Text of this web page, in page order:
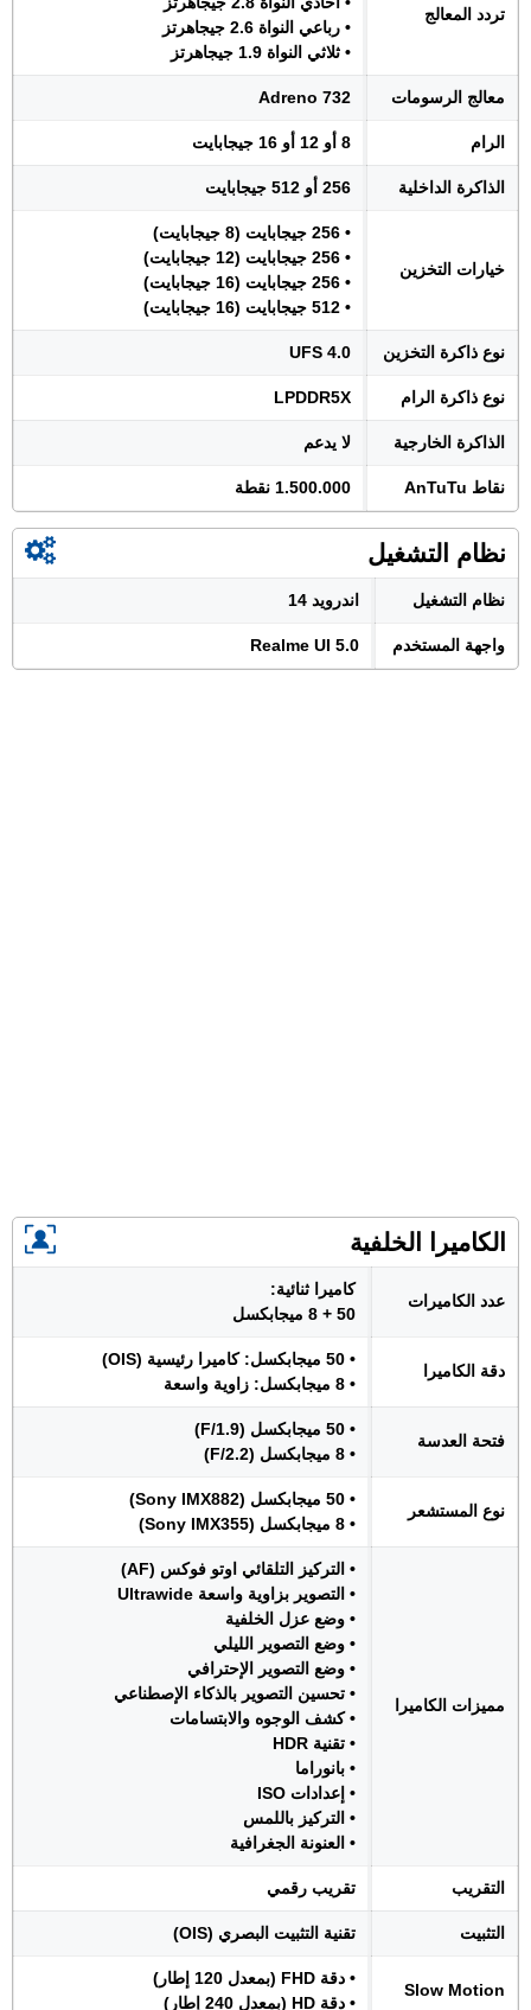
تردد المعالج
• رباعي النواة 2.6 جيجاهرتز
• ثلاثي النواة 1.9 جيجاهرتز
معالج الرسومات Adreno 732
الرام 8 أو 12 أو 16 جيجابايت
الذاكرة الداخلية 256 أو 512 جيجابايت
خيارات التخزين
• 256 جيجابايت (8 جيجابايت)
• 256 جيجابايت (12 جيجابايت)
• 256 جيجابايت (16 جيجابايت)
• 512 جيجابايت (16 جيجابايت)
نوع ذاكرة التخزين UFS 4.0
نوع ذاكرة الرام LPDDR5X
الذاكرة الخارجية لا يدعم
نقاط AnTuTu 1.500.000 نقطة
نظام التشغيل
نظام التشغيل اندرويد 14
واجهة المستخدم Realme UI 5.0
الكاميرا الخلفية
عدد الكاميرات
كاميرا ثنائية:
50 + 8 ميجابكسل
دقة الكاميرا
• 50 ميجابكسل: كاميرا رئيسية (OIS)
• 8 ميجابكسل: زاوية واسعة
فتحة العدسة
• 50 ميجابكسل (F/1.9)
• 8 ميجابكسل (F/2.2)
نوع المستشعر
• 50 ميجابكسل (Sony IMX882)
• 8 ميجابكسل (Sony IMX355)
مميزات الكاميرا
• التركيز التلقائي اوتو فوكس (AF)
• التصوير بزاوية واسعة Ultrawide
• وضع عزل الخلفية
• وضع التصوير الليلي
• وضع التصوير الإحترافي
• تحسين التصوير بالذكاء الإصطناعي
• كشف الوجوه والابتسامات
• تقنية HDR
• بانوراما
• إعدادات ISO
• التركيز باللمس
• العنونة الجغرافية
التقريب تقريب رقمي
التثبيت تقنية التثبيت البصري (OIS)
Slow Motion
• دقة FHD (بمعدل 120 إطار)
• دقة HD (بمعدل 240 إطار)